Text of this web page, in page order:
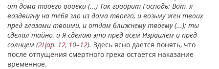
от дома твоего вовеки (...) Так говорит Господь: Вот, я
воздвигну на тебя зло из дома твоего, и возьму жен твоих
пред глазами твоими, и отдам ближнему твоему (...); ты
сделал тайно, а Я сделаю это пред всем Израилем и пред
солнцем (2Цар. 12, 10–12). Здесь ясно дается понять, что
после отпущения смертного греха остается наказание
временное.